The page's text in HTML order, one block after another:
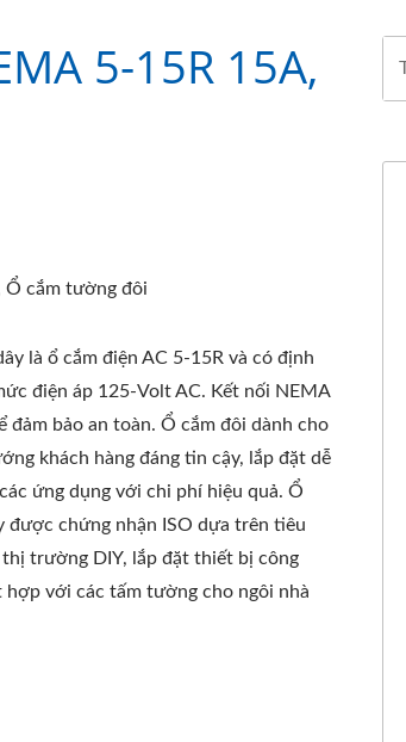
5-15R 15A,
Ổ cắm tường đôi
là ổ cắm điện AC 5-15R và có định
điện áp 125-Volt AC. Kết nối NEMA
đảm bảo an toàn. Ổ cắm đôi dành cho
khách hàng đáng tin cậy, lắp đặt dễ
ứng dụng với chi phí hiệu quả. Ổ
được chứng nhận ISO dựa trên tiêu
trường DIY, lắp đặt thiết bị công
hợp với các tấm tường cho ngôi nhà